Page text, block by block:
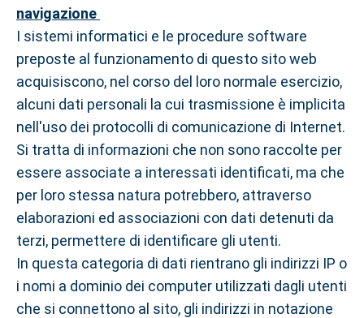
navigazione
I sistemi informatici e le procedure software
preposte al funzionamento di questo sito web
acquisiscono, nel corso del loro normale esercizio,
alcuni dati personali la cui trasmissione è implicita
nell'uso dei protocolli di comunicazione di Internet.
Si tratta di informazioni che non sono raccolte per
essere associate a interessati identificati, ma che
per loro stessa natura potrebbero, attraverso
elaborazioni ed associazioni con dati detenuti da
terzi, permettere di identificare gli utenti.
In questa categoria di dati rientrano gli indirizzi IP o
i nomi a dominio dei computer utilizzati dagli utenti
che si connettono al sito, gli indirizzi in notazione